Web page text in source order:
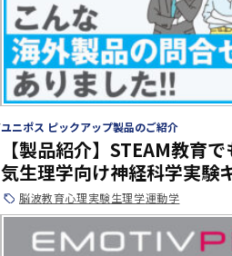
ユニポス ピックアップ製品のご紹介
【製品紹介】STEAM教育
気生理学向け神経科学実験
脳波教育心理実験生理学運動学